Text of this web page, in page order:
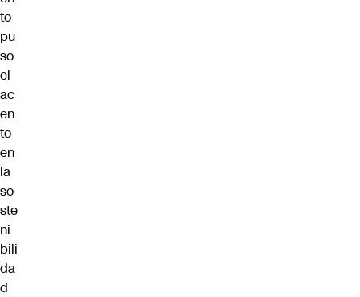
to
pu
so
el
ac
en
to
en
la
so
ste
ni
bili
da
d